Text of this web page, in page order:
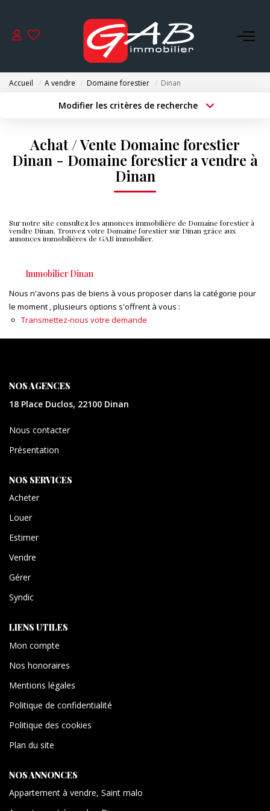
ACHETER
SYNDIC
NOS AGENCES
EXTRANET
Accueil A vendre Domaine forestier Dinan
Modifier les critères de recherche
Sélectionnez...
Type de bien
Surface min
Achat / Vente Domaine forestier
Dinan - Domaine forestier a vendre à
Dinan
Sur notre site consultez les annonces immobilière de Domaine forestier à
vendre Dinan. Trouvez votre Domaine forestier sur Dinan grâce aux
annonces immobilières de GAB immobilier.
Immobilier Dinan
Nous n'avons pas de biens à vous proposer dans la catégorie pour
le moment , plusieurs options s'offrent à vous :
Transmettez-nous votre demande
NOS AGENCES
18 Place Duclos, 22100 Dinan
Nous contacter
Présentation
NOS SERVICES
Acheter
Louer
Estimer
Vendre
Gérer
Syndic
LIENS UTILES
Mon compte
Nos honoraires
Mentions légales
Politique de confidentialité
Politique des cookies
Plan du site
NOS ANNONCES
Appartement à vendre, Saint malo